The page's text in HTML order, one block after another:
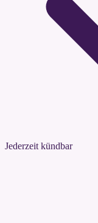
Jederzeit kündbar